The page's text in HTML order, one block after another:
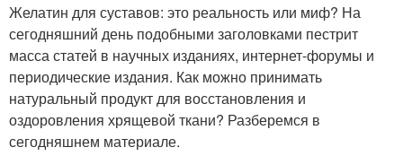
Желатин для суставов: это реальность или миф? На
сегодняшний день подобными заголовками пестрит
масса статей в научных изданиях, интернет-форумы и
периодические издания. Как можно принимать
натуральный продукт для восстановления и
оздоровления хрящевой ткани? Разберемся в
сегодняшнем материале.